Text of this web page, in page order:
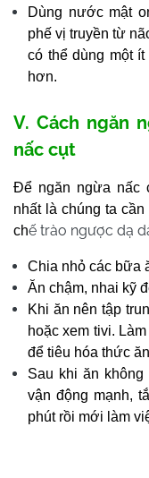
Dùng nước mật
phế vị truyền từ
có thể dùng một
hơn.
V. Cách ngăn
nấc cụt
Để ngăn ngừa nấc
nhất là chúng ta
chế trào ngược dạ
Chia nhỏ các bữa
Ăn chậm, nhai kỹ
Khi ăn nên tập
hoặc xem tivi.
để tiêu hóa thức
Sau khi ăn không
vận động mạnh,
phút rồi mới làm